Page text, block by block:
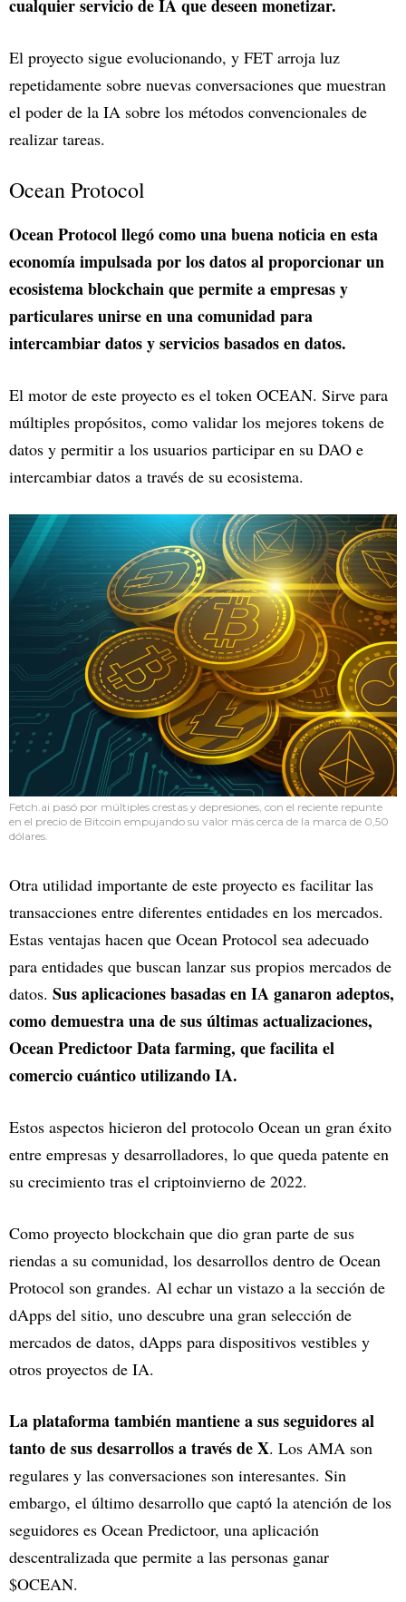
cualquier servicio de IA que deseen monetizar.
El proyecto sigue evolucionando, y FET arroja luz
repetidamente sobre nuevas conversaciones que muestran
el poder de la IA sobre los métodos convencionales de
realizar tareas.
Ocean Protocol
Ocean Protocol llegó como una buena noticia en esta
economía impulsada por los datos al proporcionar un
ecosistema blockchain que permite a empresas y
particulares unirse en una comunidad para
intercambiar datos y servicios basados en datos.
El motor de este proyecto es el token OCEAN. Sirve para
múltiples propósitos, como validar los mejores tokens de
datos y permitir a los usuarios participar en su DAO e
intercambiar datos a través de su ecosistema.
Fetch.ai pasó por múltiples crestas y depresiones, con el reciente repunte
en el precio de Bitcoin empujando su valor más cerca de la marca de 0,50
dólares.
Otra utilidad importante de este proyecto es facilitar las
transacciones entre diferentes entidades en los mercados.
Estas ventajas hacen que Ocean Protocol sea adecuado
para entidades que buscan lanzar sus propios mercados de
datos. Sus aplicaciones basadas en IA ganaron adeptos,
como demuestra una de sus últimas actualizaciones,
Ocean Predictoor Data farming, que facilita el
comercio cuántico utilizando IA.
Estos aspectos hicieron del protocolo Ocean un gran éxito
entre empresas y desarrolladores, lo que queda patente en
su crecimiento tras el criptoinvierno de 2022.
Como proyecto blockchain que dio gran parte de sus
riendas a su comunidad, los desarrollos dentro de Ocean
Protocol son grandes. Al echar un vistazo a la sección de
dApps del sitio, uno descubre una gran selección de
mercados de datos, dApps para dispositivos vestibles y
otros proyectos de IA.
La plataforma también mantiene a sus seguidores al
tanto de sus desarrollos a través de X. Los AMA son
regulares y las conversaciones son interesantes. Sin
embargo, el último desarrollo que captó la atención de los
seguidores es Ocean Predictoor, una aplicación
descentralizada que permite a las personas ganar
$OCEAN.